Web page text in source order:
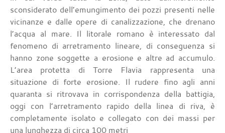
sconsiderato dell’emungimento dei pozzi presenti nelle
vicinanze e dalle opere di canalizzazione, che drenano
l’acqua al mare. Il litorale romano è interessato dal
fenomeno di arretramento lineare, di conseguenza si
hanno zone soggette a erosione e altre ad accumulo.
L’area protetta di Torre Flavia rappresenta una
situazione di forte erosione. Il rudere fino agli anni
quaranta si ritrovava in corrispondenza della battigia,
oggi con l’arretramento rapido della linea di riva, è
completamente isolato e collegato con dei massi per
una lunghezza di circa 100 metri